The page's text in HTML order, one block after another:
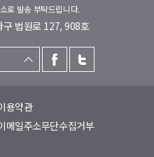
로 발송 부탁드립니다.
구 법원로 127, 908호
용약관
메일주소무단수집거부